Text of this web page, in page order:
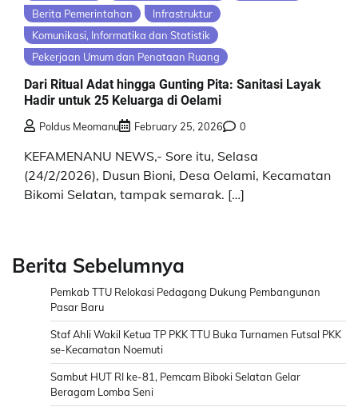
Berita Pemerintahan
Infrastruktur
Komunikasi, Informatika dan Statistik
Pekerjaan Umum dan Penataan Ruang
Dari Ritual Adat hingga Gunting Pita: Sanitasi Layak
Hadir untuk 25 Keluarga di Oelami
Poldus Meomanu February 25, 2026 0
KEFAMENANU NEWS,- Sore itu, Selasa
(24/2/2026), Dusun Bioni, Desa Oelami, Kecamatan
Bikomi Selatan, tampak semarak. […]
Berita Sebelumnya
Pemkab TTU Relokasi Pedagang Dukung Pembangunan
Pasar Baru
Staf Ahli Wakil Ketua TP PKK TTU Buka Turnamen Futsal PKK
se-Kecamatan Noemuti
Sambut HUT RI ke-81, Pemcam Biboki Selatan Gelar
Beragam Lomba Seni